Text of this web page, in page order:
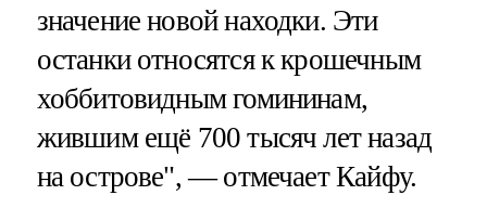
значение новой находки. Эти
останки относятся к крошечным
хоббитовидным гомининам,
жившим ещё 700 тысяч лет назад
на острове", — отмечает Кайфу.